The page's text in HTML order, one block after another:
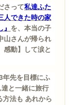
さって私達ふた
人できた時の家
を、本当の子
山さんが帰られ
感動】して涙と
先を目標にふ
達と一緒に旅行
方法も あれから